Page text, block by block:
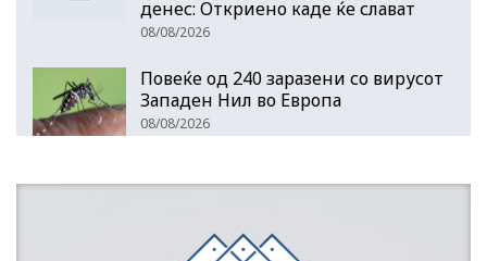
денес: Откриено каде ќе слават
08/08/2026
Повеќе од 240 заразени со вирусот
Западен Нил во Европа
08/08/2026